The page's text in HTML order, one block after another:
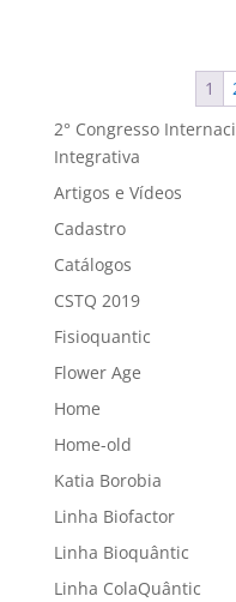
1
2° Congresso
Integrativa
Artigos e Vídeos
Cadastro
Catálogos
CSTQ 2019
Fisioquantic
Flower Age
Home
Home-old
Katia Borobia
Linha Biofactor
Linha Bioquântic
Linha ColaQuântic